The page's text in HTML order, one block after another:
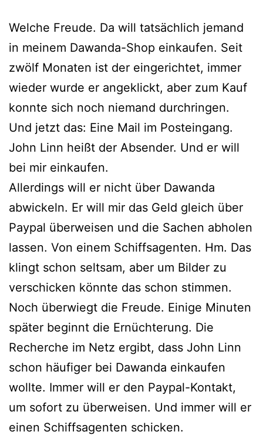
Welche Freude. Da will tatsächlich jemand
in meinem Dawanda-Shop einkaufen. Seit
zwölf Monaten ist der eingerichtet, immer
wieder wurde er angeklickt, aber zum Kauf
konnte sich noch niemand durchringen.
Und jetzt das: Eine Mail im Posteingang.
John Linn heißt der Absender. Und er will
bei mir einkaufen.
Allerdings will er nicht über Dawanda
abwickeln. Er will mir das Geld gleich über
Paypal überweisen und die Sachen abholen
lassen. Von einem Schiffsagenten. Hm. Das
klingt schon seltsam, aber um Bilder zu
verschicken könnte das schon stimmen.
Noch überwiegt die Freude. Einige Minuten
später beginnt die Ernüchterung. Die
Recherche im Netz ergibt, dass John Linn
schon häufiger bei Dawanda einkaufen
wollte. Immer will er den Paypal-Kontakt,
um sofort zu überweisen. Und immer will er
einen Schiffsagenten schicken.